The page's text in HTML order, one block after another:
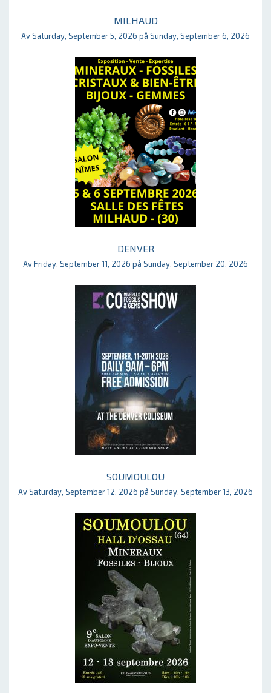
MILHAUD
Av Saturday, September 5, 2026 på Sunday, September 6, 2026
DENVER
Av Friday, September 11, 2026 på Sunday, September 20, 2026
SOUMOULOU
Av Saturday, September 12, 2026 på Sunday, September 13, 2026